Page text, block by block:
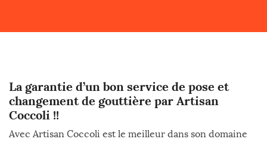
La garantie d’un bon service de pose et
changement de gouttière par Artisan
Coccoli !!
Avec Artisan Coccoli est le meilleur dans son domaine